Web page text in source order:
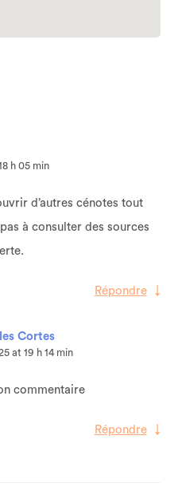
h 05 min
d’autres cénotes tout
à consulter des sources
Répondre ↓
Cortes
at 19 h 14 min
commentaire
Répondre ↓